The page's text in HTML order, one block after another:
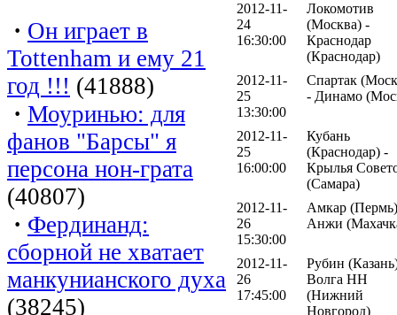
· Он играет в
Tottenham и ему 21
год !!! (41888)
· Моуринью: для
фанов "Барсы" я
персона нон-грата
(40807)
· Фердинанд:
сборной не хватает
манкунианского духа
(38245)
2012-11-
24
16:30:00
Локомотив
(Москва) -
Краснодар
(Краснодар)
2012-11-
25
13:30:00
Спартак
- Динамо
2012-11-
25
16:00:00
Кубань
(Краснодар) -
Крылья
(Самара)
2012-11-
26
15:30:00
Амкар
Анжи
2012-11-
26
17:45:00
Рубин
Волга НН
(Нижний
Новгород)